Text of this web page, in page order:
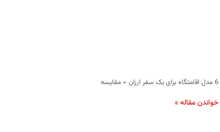
6 مدل اقامتگاه برای یک سفر ارزان + مقایسه
خواندن مقاله »